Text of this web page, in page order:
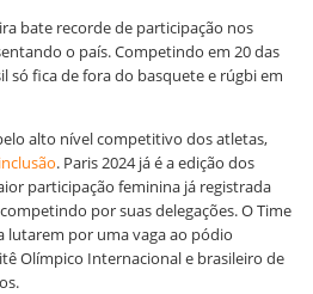
bate recorde de participação nos
o país. Competindo em 20 das
só fica de fora do basquete e rúgbi em
alto nível competitivo dos atletas,
. Paris 2024 já é a edição dos
participação feminina já registrada
por suas delegações. O Time
lutarem por uma vaga ao pódio
Olímpico Internacional e brasileiro de